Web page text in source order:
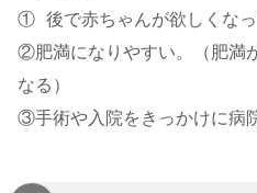
① 後で赤ちゃんが欲しくなっ
②肥満になりやすい。（肥満
なる）
③手術や入院をきっかけに病